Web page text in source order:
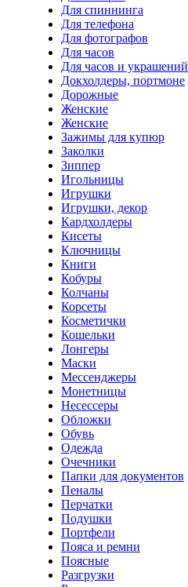
Для спиннинга
Для телефона
Для фотографов
Для часов
Для часов и украшений
Докхолдеры, портмоне
Дорожные
Женские
Женские
Зажимы для купюр
Заколки
Зиппер
Игольницы
Игрушки
Игрушки, декор
Кардхолдеры
Кисеты
Ключницы
Книги
Кобуры
Колчаны
Корсеты
Косметички
Кошельки
Лонгеры
Маски
Мессенджеры
Монетницы
Несессеры
Обложки
Обувь
Одежда
Очечники
Папки для документов
Пеналы
Перчатки
Подушки
Портфели
Пояса и ремни
Поясные
Разгрузки